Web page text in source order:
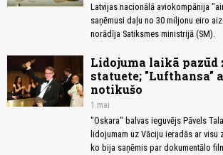
Latvijas nacionālā aviokompānija
saņēmusi daļu no 30 miljonu eiro
norādīja Satiksmes ministrijā (SM).
Lidojuma laikā pazūd
statuete; "Lufthansa"
notikušo
1.mai
"Oskara" balvas ieguvējs Pāvels
lidojumam uz Vāciju ieradās ar visu
ko bija saņēmis par dokumentālo